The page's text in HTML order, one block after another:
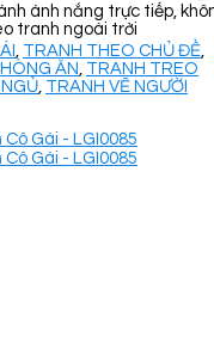
ánh nắng trực tiếp,
tranh ngoài trời
TRANH THEO CHỦ ĐỀ
ĂN TRANH TREO
TRANH VẼ NGƯỜI